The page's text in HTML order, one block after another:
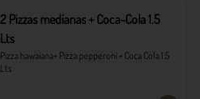
2 Pizzas medianas + Coca-Cola 1.5
Lts
Pizza hawaiana+ Pizza pepperoni + Coca Cola 1.5
Lts